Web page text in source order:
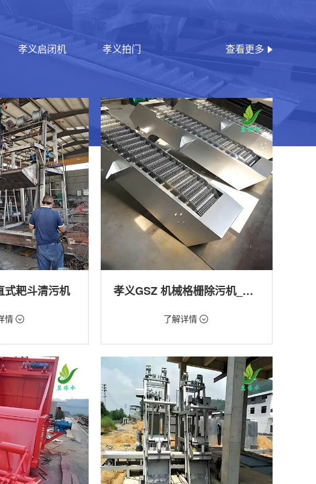
孝义启闭机 孝义拍门 查看更多
式耙斗清污机
情
孝义GSZ 机械格栅除污机_污水处理拦截设备_型号参数 | 工作原理 | 适用场景详解
价格：1800元/台
机
用途：泵站,污水处理,渠道,河道,化工,纺织,给
排水工程
了解详情